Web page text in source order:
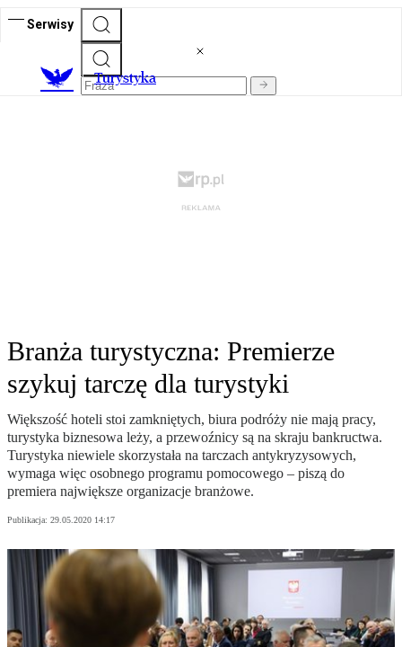
Serwisy
Turystyka
Branża turystyczna: Premierze
szykuj tarczę dla turystyki
Większość hoteli stoi zamkniętych, biura podróży nie mają pracy,
turystyka biznesowa leży, a przewoźnicy są na skraju bankructwa.
Turystyka niewiele skorzystała na tarczach antykryzysowych,
wymaga więc osobnego programu pomocowego – piszą do
premiera największe organizacje branżowe.
Publikacja: 29.05.2020 14:17